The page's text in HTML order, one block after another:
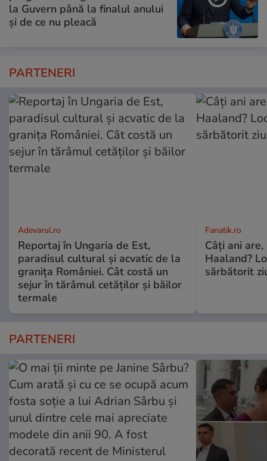
la Guvern până la finalul anului
și de ce nu pleacă
PARTENERI
Adevarul.ro
Reportaj în Ungaria de Est,
paradisul cultural și acvatic de la
granița României. Cât costă un
sejur în tărâmul cetăților și băilor
termale
Fanatik.ro
Câți ani
Haaland?
sărbătorit
PARTENERI